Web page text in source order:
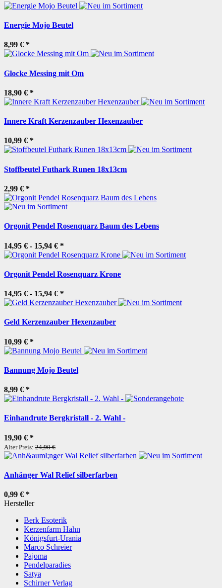
Energie Mojo Beutel
8,99 € *
Glocke Messing mit Om
18,90 € *
Innere Kraft Kerzenzauber Hexenzauber
10,99 € *
Stoffbeutel Futhark Runen 18x13cm
2,99 € *
Orgonit Pendel Rosenquarz Baum des Lebens
14,95 € - 15,94 € *
Orgonit Pendel Rosenquarz Krone
14,95 € - 15,94 € *
Geld Kerzenzauber Hexenzauber
10,99 € *
Bannung Mojo Beutel
8,99 € *
Einhandrute Bergkristall - 2. Wahl -
19,90 € *
Alter Preis: 24,90 €
Anhänger Wal Relief silberfarben
0,99 € *
Hersteller
Berk Esoterik
Kerzenfarm Hahn
Königsfurt-Urania
Marco Schreier
Pajoma
Pendelparadies
Satya
Schirner Verlag